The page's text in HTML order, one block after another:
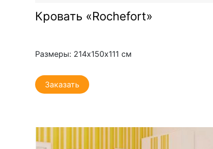
Кровать «Rochefort»
Размеры: 214х150х111 см
Заказать